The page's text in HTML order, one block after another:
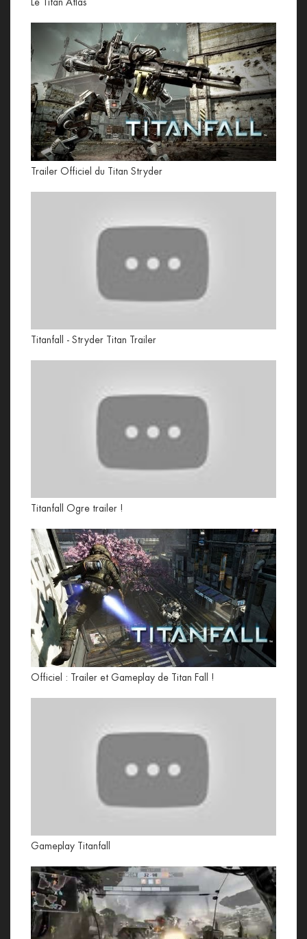
Le Titan Atlas
Trailer Officiel du Titan Stryder
Titanfall - Stryder Titan Trailer
Titanfall Ogre trailer !
Officiel : Trailer et Gameplay de Titan Fall !
Gameplay Titanfall